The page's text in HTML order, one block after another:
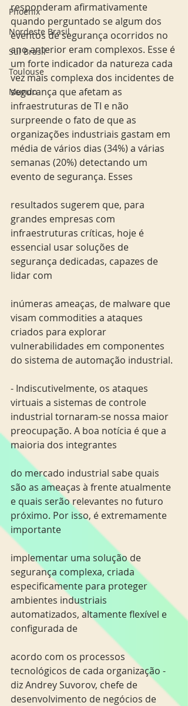
Phoenix
Nordeste Brasil
Sul Brasil
Toulouse
Mundo
responderam afirmativamente
quando perguntado se algum dos
eventos de segurança ocorridos no
ano anterior eram complexos. Esse é
um forte indicador da natureza cada
vez mais complexa dos incidentes de
segurança que afetam as
infraestruturas de TI e não
surpreende o fato de que as
organizações industriais gastam em
média de vários dias (34%) a várias
semanas (20%) detectando um
evento de segurança. Esses
resultados sugerem que, para
grandes empresas com
infraestruturas críticas, hoje é
essencial usar soluções de
segurança dedicadas, capazes de
lidar com
inúmeras ameaças, de malware que
visam commodities a ataques
criados para explorar
vulnerabilidades em componentes
do sistema de automação industrial.
- Indiscutivelmente, os ataques
virtuais a sistemas de controle
industrial tornaram-se nossa maior
preocupação. A boa notícia é que a
maioria dos integrantes
do mercado industrial sabe quais
são as ameaças à frente atualmente
e quais serão relevantes no futuro
próximo. Por isso, é extremamente
importante
implementar uma solução de
segurança complexa, criada
especificamente para proteger
ambientes industriais
automatizados, altamente flexível e
configurada de
acordo com os processos
tecnológicos de cada organização -
diz Andrey Suvorov, chefe de
desenvolvimento de negócios de